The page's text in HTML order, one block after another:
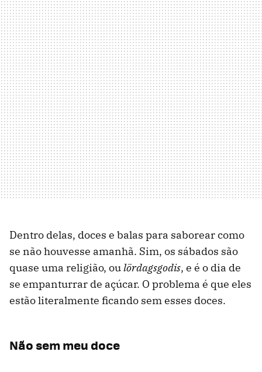
Dentro delas, doces e balas para saborear como
se não houvesse amanhã. Sim, os sábados são
quase uma religião, oulördagsgodis, e é o dia de
se empanturrar de açúcar. O problema é que eles
estão literalmente ficando sem esses doces.
Não sem meu doce